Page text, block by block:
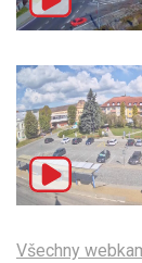
Všechny